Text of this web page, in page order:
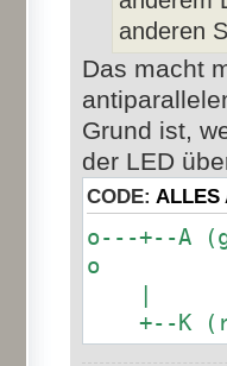
anderen
Das macht
Grund ist,
der LED
CODE: ALLES
o---+--A
o
+--K